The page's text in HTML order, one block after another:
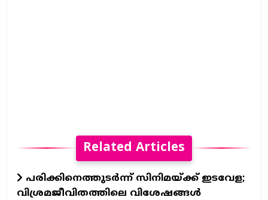
Related Articles
പരിക്കിനെത്തുടർന്ന് സിനിമയ്ക്ക് ഇടവേള;
വിശ്രമജീവിതത്തിലെ വിശേഷങ്ങൾ